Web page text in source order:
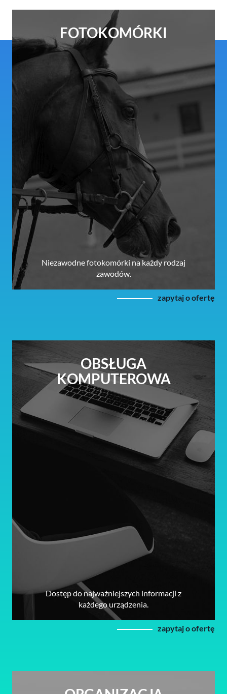
FOTOKOMÓRKI
Niezawodne fotokomórki na każdy rodzaj
zawodów.
zapytaj o ofertę
OBSŁUGA
KOMPUTEROWA
Dostęp do najważniejszych informacji z
każdego urządzenia.
zapytaj o ofertę